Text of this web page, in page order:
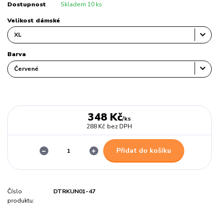
Dostupnost Skladem 10 ks
Velikost dámské
Barva
348 Kč/ks
288 Kč bez DPH
Přidat do košíku
Číslo
produktu:
DTRKUN01-47